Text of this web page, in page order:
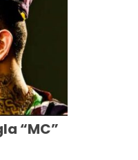
“MC”